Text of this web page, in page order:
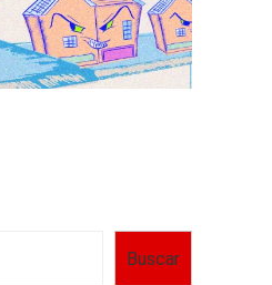
Buscar